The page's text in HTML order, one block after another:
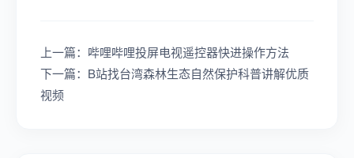
上一篇：哔哩哔哩投屏电视遥控器快进操作方法
下一篇：B站找台湾森林生态自然保护科普讲解优质
视频